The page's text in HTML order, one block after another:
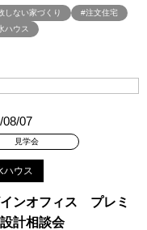
歴有り
#ショールームツアー
ャパンディ
しない家づくり
#注文住宅
ハウス
08/07
見学会
ハウス
ンオフィス プレミ
計相談会